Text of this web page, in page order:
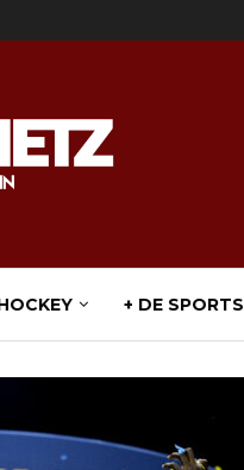
+ DE SPORTS